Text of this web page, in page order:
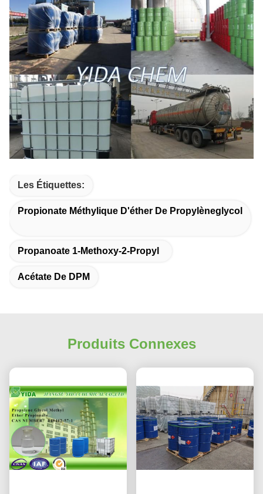
Les Étiquettes:
Propionate Méthylique D'éther De Propylèneglycol
Propanoate 1-Methoxy-2-Propyl
Acétate De DPM
Produits Connexes